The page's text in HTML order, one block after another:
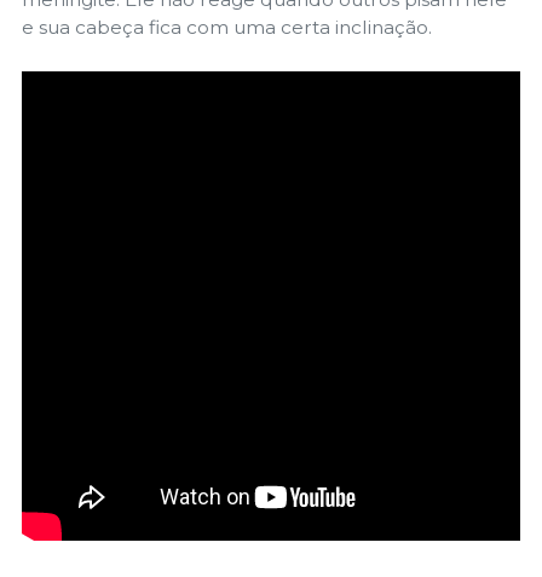
e sua cabeça fica com uma certa inclinação.